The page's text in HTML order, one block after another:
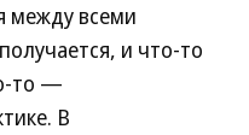
между всеми
и что-то
то —
В